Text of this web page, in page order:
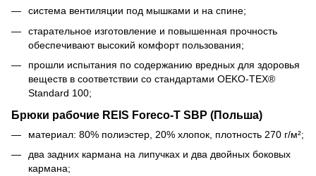
система вентиляции под мышками и на спине;
старательное изготовление и повышенная прочность
обеспечивают высокий комфорт пользования;
прошли испытания по содержанию вредных для здоровья
веществ в соответствии со стандартами OEKO-TEX®
Standard 100;
Брюки рабочие REIS Foreco-T SBP (Польша)
материал: 80% полиэстер, 20% хлопок, плотность 270 г/м²;
два задних кармана на липучках и два двойных боковых
кармана;